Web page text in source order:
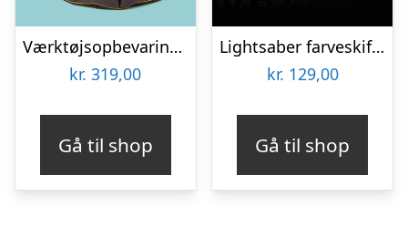
Værktøjsopbevaring til spand
kr. 319,00
Gå til shop
Lightsaber farveskiftende krus
kr. 129,00
Gå til shop